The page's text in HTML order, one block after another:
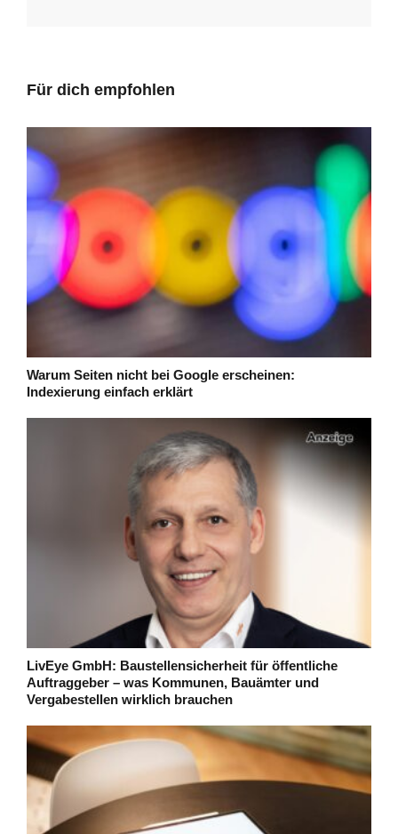
Für dich empfohlen
Warum Seiten nicht bei Google erscheinen:
Indexierung einfach erklärt
LivEye GmbH: Baustellensicherheit für öffentliche
Auftraggeber – was Kommunen, Bauämter und
Vergabestellen wirklich brauchen